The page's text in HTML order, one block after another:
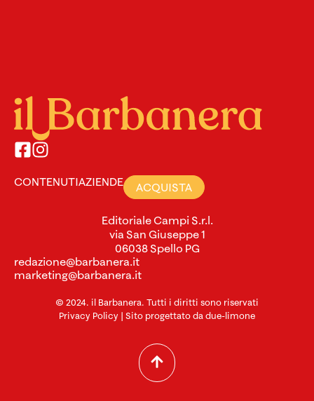
CONTENUTIAZIENDE ACQUISTA
Editoriale Campi S.r.l.
via San Giuseppe 1
06038 Spello PG
redazione@barbanera.it
marketing@barbanera.it
© 2024. il Barbanera. Tutti i diritti sono riservati
Privacy Policy | Sito progettato da due-limone